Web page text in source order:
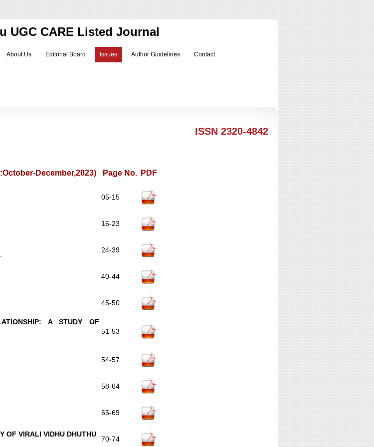
UGC CARE Listed Journal
About Us Editorial Board Issues Author Guidelines Contact
December,2023) Page No. PDF
05-15
16-23
24-39
40-44
45-50
A STUDY OF
51-53
54-57
58-64
65-69
OF VIRALI VIDHU DHUTHU
70-74
ISSN 2320-4842